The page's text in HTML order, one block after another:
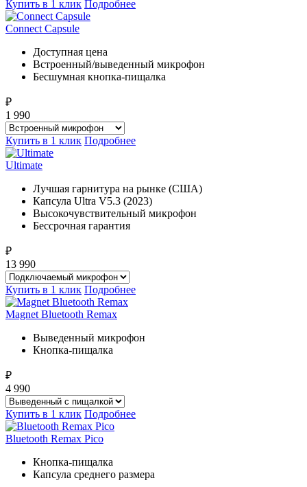
Купить в 1 клик Подробнее
Connect Capsule
Доступная цена
Встроенный/выведенный микрофон
Бесшумная кнопка-пищалка
₽
1 990
Купить в 1 клик Подробнее
Ultimate
Лучшая гарнитура на рынке (США)
Капсула Ultra V5.3 (2023)
Высокочувствительный микрофон
Бессрочная гарантия
₽
13 990
Купить в 1 клик Подробнее
Magnet Bluetooth Remax
Выведенный микрофон
Кнопка-пищалка
₽
4 990
Купить в 1 клик Подробнее
Bluetooth Remax Pico
Кнопка-пищалка
Капсула среднего размера